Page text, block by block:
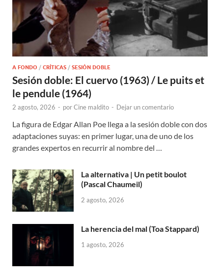
A FONDO / CRÍTICAS / SESIÓN DOBLE
Sesión doble: El cuervo (1963) / Le puits et
le pendule (1964)
2 agosto, 2026 - porCine maldito - Dejar un comentario
La figura de Edgar Allan Poe llega a la sesión doble con dos
adaptaciones suyas: en primer lugar, una de uno de los
grandes expertos en recurrir al nombre del …
La alternativa | Un petit boulot
(Pascal Chaumeil)
2 agosto, 2026
La herencia del mal (Toa Stappard)
1 agosto, 2026